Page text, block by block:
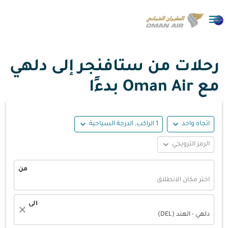

رحلات من ستافنجر إلى دلهي
مع Oman Air بدءًا
اتجاه واحد expand_more 1 الراكب, الدرجة السياحية expand_more
الرمز الترويجي expand_more
من
اختر مكان الانطلاق
الى
دلهي - الهند (DEL)
close